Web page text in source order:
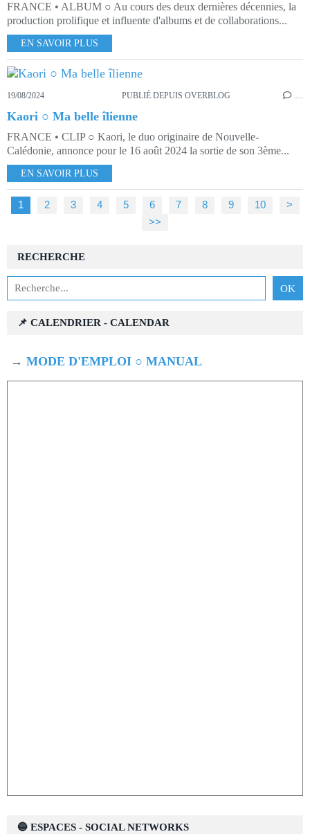
FRANCE • ALBUM ○ Au cours des deux dernières décennies, la
production prolifique et influente d'albums et de collaborations...
EN SAVOIR PLUS
19/08/2024 PUBLIÉ DEPUIS OVERBLOG …
Kaori ○ Ma belle îlienne
FRANCE • CLIP ○ Kaori, le duo originaire de Nouvelle-
Calédonie, annonce pour le 16 août 2024 la sortie de son 3ème...
EN SAVOIR PLUS
1 2 3 4 5 6 7 8 9 10 20
30
40
50
60
70
80
90
100
200
300
400
>
>>
RECHERCHE
📌 CALENDRIER - CALENDAR
→ MODE D'EMPLOI ○ MANUAL
🔵 ESPACES - SOCIAL NETWORKS